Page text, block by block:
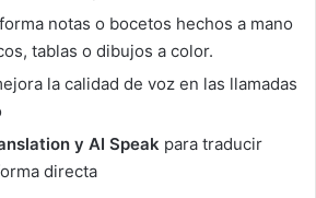
notas o bocetos hechos a mano
tablas o dibujos a color.
la calidad de voz en las llamadas
y AI Speak para traducir
directa